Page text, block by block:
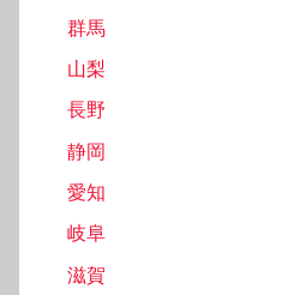
群馬
山梨
長野
静岡
愛知
岐阜
滋賀